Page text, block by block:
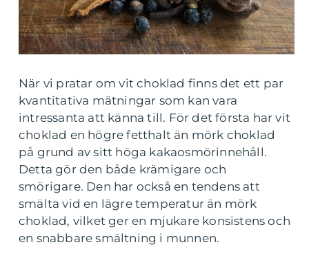
När vi pratar om vit choklad finns det ett par
kvantitativa mätningar som kan vara
intressanta att känna till. För det första har vit
choklad en högre fetthalt än mörk choklad
på grund av sitt höga kakaosmörinnehåll.
Detta gör den både krämigare och
smörigare. Den har också en tendens att
smälta vid en lägre temperatur än mörk
choklad, vilket ger en mjukare konsistens och
en snabbare smältning i munnen.